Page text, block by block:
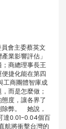
會主委蔡英文
業影響評估」
商總理事長王
捷化能在第四
工商團體智庫成
而是怎麼做；
度，讓各界了
除弊。 她說，
達0.01-0.04個百
航將衝擊台灣的